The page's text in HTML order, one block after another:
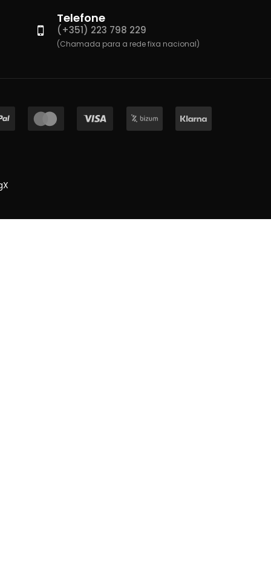
Telefone
(+351) 223 798 229
(Chamada para a rede fixa nacional)